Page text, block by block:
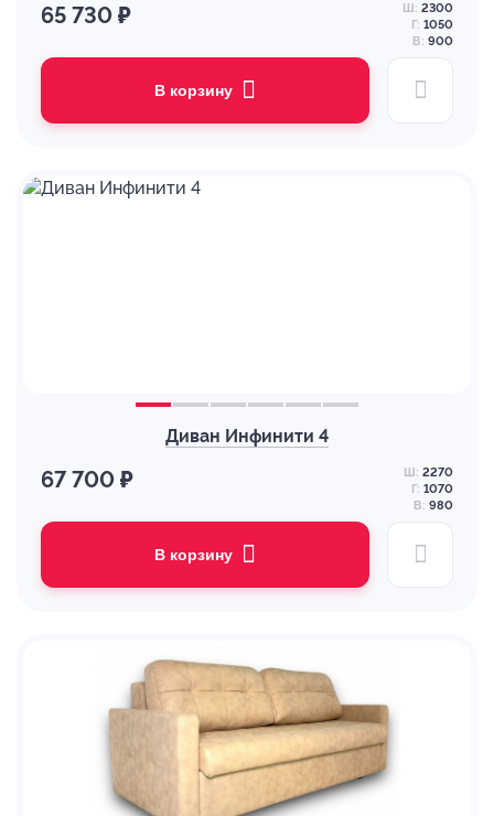
65 730 ₽ Ш: 2300
Г: 1050
В: 900
В корзину
Диван Инфинити 4
67 700 ₽ Ш: 2270
Г: 1070
В: 980
В корзину